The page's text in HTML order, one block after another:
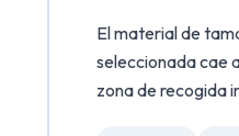
El material de
seleccionada cae
zona de recogida